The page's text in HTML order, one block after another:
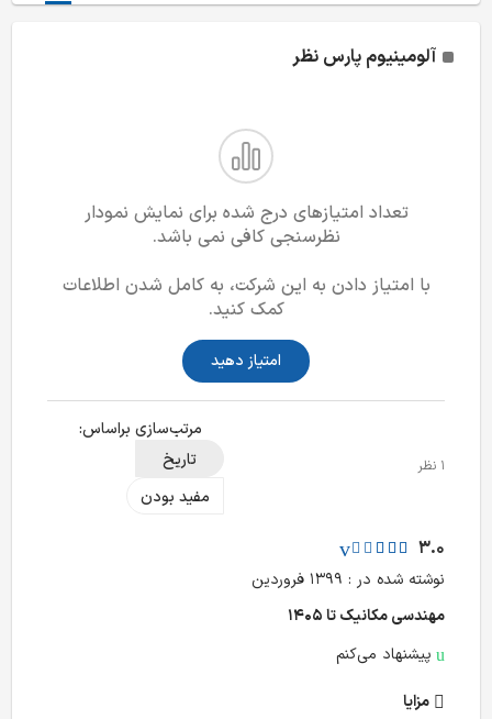
آلومینیوم پارس نظر
تعداد امتیازهای درج شده برای نمایش نمودار
نظرسنجی کافی نمی باشد.
با امتیاز دادن به این شرکت، به کامل شدن اطلاعات
کمک کنید.
امتیاز دهید
1 نظر
مرتب‌سازی بر‌اساس:
تاریخ
مفید بودن
3.0
نوشته شده در : ۱۳۹۹ فروردین
مهندسی مکانیک تا ۱۴۰۵
پیشنهاد می‌کنم
مزایا